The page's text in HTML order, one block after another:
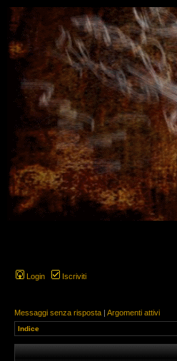
Login Iscriviti
Messaggi senza risposta | Argomenti attivi
Indice